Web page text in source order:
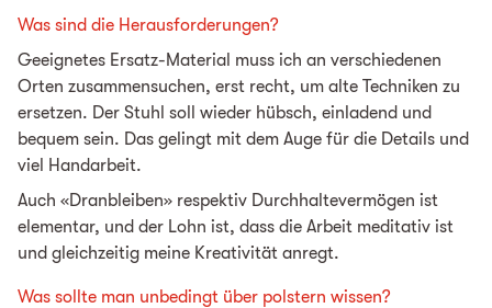
Was sind die Herausforderungen?
Geeignetes Ersatz-Material muss ich an verschiedenen
Orten zusammensuchen, erst recht, um alte Techniken zu
ersetzen. Der Stuhl soll wieder hübsch, einladend und
bequem sein. Das gelingt mit dem Auge für die Details und
viel Handarbeit.
Auch «Dranbleiben» respektiv Durchhaltevermögen ist
elementar, und der Lohn ist, dass die Arbeit meditativ ist
und gleichzeitig meine Kreativität anregt.
Was sollte man unbedingt über polstern wissen?